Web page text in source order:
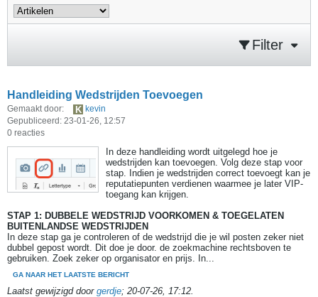
Filter
Handleiding Wedstrijden Toevoegen
Gemaakt door:
kevin
Gepubliceerd: 23-01-26, 12:57
0 reacties
In deze handleiding wordt uitgelegd hoe je
wedstrijden kan toevoegen. Volg deze stap voor
stap. Indien je wedstrijden correct toevoegt kan je
reputatiepunten verdienen waarmee je later VIP-
toegang kan krijgen.
STAP 1: DUBBELE WEDSTRIJD VOORKOMEN & TOEGELATEN
BUITENLANDSE WEDSTRIJDEN
In deze stap ga je controleren of de wedstrijd die je wil posten zeker niet
dubbel gepost wordt. Dit doe je door. de zoekmachine rechtsboven te
gebruiken. Zoek zeker op organisator en prijs. In...
GA NAAR HET LAATSTE BERICHT
Laatst gewijzigd door gerdje; 20-07-26, 17:12.